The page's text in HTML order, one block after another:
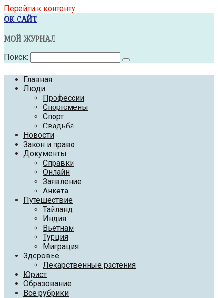
Перейти к контенту
OK САЙТ
МОЙ ЖУРНАЛ
Поиск:
Главная
Люди
Профессии
Спортсмены
Спорт
Свадьба
Новости
Закон и право
Документы
Справки
Онлайн
Заявление
Анкета
Путешествие
Тайланд
Индия
Вьетнам
Турция
Миграция
Здоровье
Лекарственные растения
Юрист
Образование
Все рубрики